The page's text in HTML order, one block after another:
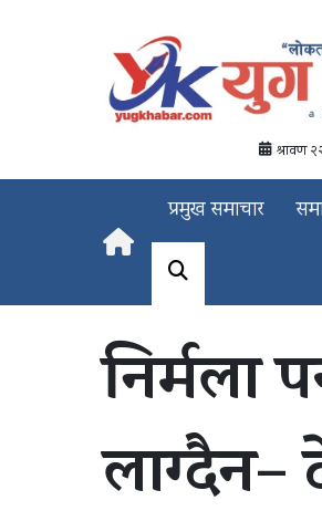
श्रावण
प्रमुख समाचार
निर्मला
लाग्दैन–